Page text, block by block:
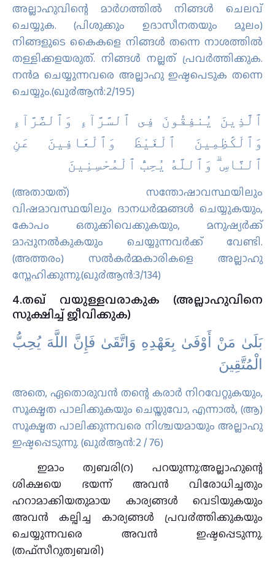
അല്ലാഹുവിന്റെ മാര്‍ഗത്തില്‍ നിങ്ങള്‍ ചെലവ്
ചെയ്യുക. (പിശുക്കും ഉദാസീനതയും മൂലം)
നിങ്ങളുടെ കൈകളെ നിങ്ങള്‍ തന്നെ നാശത്തില്‍
തള്ളിക്കളയരുത്‌. നിങ്ങള്‍ നല്ലത് പ്രവര്‍ത്തിക്കുക.
നന്‍മ ചെയ്യുന്നവരെ അല്ലാഹു ഇഷ്ടപെടുക തന്നെ
ചെയ്യും.(ഖു൪ആന്‍:2/195)
ٱﻟَّﺬِﻳﻦَ ﻳُﻨﻔِﻘُﻮﻥَ ﻓِﻰ ٱﻟﺴَّﺮَّآءِ ﻭَٱﻟﻀَّﺮَّآءِ
ﻭَٱﻟْﻜَٰﻈِﻤِﻴﻦَ ٱﻟْﻐَﻴْﻆَ ﻭَٱﻟْﻌَﺎﻓِﻴﻦَ ﻋَﻦِ
ٱﻟﻨَّﺎﺱِ ۗ ﻭَٱﻟﻠَّﻪُ ﻳُﺤِﺐُّ ٱﻟْﻤُﺤْﺴِﻨِﻴﻦَ
(അതായത്‌) സന്തോഷാവസ്ഥയിലും
വിഷമാവസ്ഥയിലും ദാനധര്‍മ്മങ്ങള്‍ ചെയ്യുകയും,
കോപം ഒതുക്കിവെക്കുകയും, മനുഷ്യര്‍ക്ക്
മാപ്പുനല്‍കുകയും ചെയ്യുന്നവര്‍ക്ക് വേണ്ടി.
(അത്തരം) സല്‍കര്‍മ്മകാരികളെ അല്ലാഹു
സ്നേഹിക്കുന്നു.(ഖു൪ആന്‍:3/134)
4.തഖ് വയുള്ളവരാകുക (അല്ലാഹുവിനെ
സൂക്ഷിച്ച് ജീവിക്കുക)
بَلَىٰ مَنْ أَوْفَىٰ بِعَهْدِهِ وَاتَّقَىٰ فَإِنَّ اللَّهَ يُحِبُّ
الْمُتَّقِينَ
അതെ, ഏതൊരുവന്‍ തന്റെ കരാര്‍ നിറവേറ്റുകയും,
സൂക്ഷ്മത പാലിക്കുകയും ചെയ്തുവോ, എന്നാല്‍, (ആ)
സൂക്ഷ്മത പാലിക്കുന്നവരെ നിശ്ചയമായും അല്ലാഹു
ഇഷ്ടപ്പെടുന്നു. (ഖു൪ആന്‍:2 / 76)
ഇമാം ത്വബരി(റ) പറയുന്നു:അല്ലാഹുന്റെ
ശിക്ഷയെ ഭയന്ന് അവന്‍ വിരോധിച്ചതും
ഹറാമാക്കിയതുമായ കാര്യങ്ങള്‍ വെടിയുകയും
അവന്‍ കല്പിച്ച കാര്യങ്ങള്‍ പ്രവ൪ത്തിക്കുകയും
ചെയ്യുന്നവരെ അവന്‍ ഇഷ്ടപ്പെടുന്നു.
(തഫ്സീറുത്വബരി)